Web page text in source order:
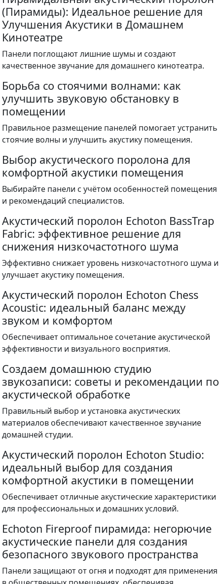
(Пирамиды): Идеальное решение для
Улучшения Акустики в Домашнем
Кинотеатре
Панели поглощают лишние шумы и создают
качественное звучание для домашнего кинотеатра.
Борьба со стоячими волнами: как
улучшить звуковую обстановку в
помещении
Правильное размещение панелей помогает устранить
стоячие волны и улучшить акустику помещения.
Выбор акустического поролона для
комфортной акустики помещения
Выбирайте панели с учётом особенностей помещения
и рекомендаций специалистов.
Акустический поролон Echoton BassTrap
Fabric: эффективное решение для
снижения низкочастотного шума
Эффективно снижает уровень низкочастотного шума и
улучшает акустику помещения.
Акустический поролон Echoton Chess
Acoustic: идеальный баланс между
звуком и комфортом
Обеспечивает оптимальное сочетание акустической
эффективности и визуального восприятия.
Создаем домашнюю студию
звукозаписи: советы и рекомендации по
акустической обработке
Правильный выбор и установка акустических
материалов обеспечивают качественное звучание
домашней студии.
Акустический поролон Echoton Studio:
идеальный выбор для создания
комфортной акустики в помещении
Обеспечивает отличные акустические характеристики
для профессиональных и домашних условий.
Echoton Fireproof пирамида: негорючие
акустические панели для создания
безопасного звукового пространства
Панели защищают от огня и подходят для применения